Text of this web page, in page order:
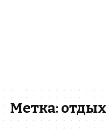
Метка: отдых